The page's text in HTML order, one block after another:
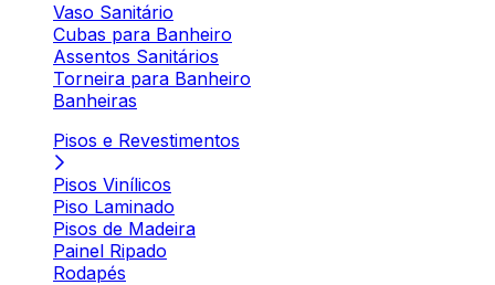
Vaso Sanitário
Cubas para Banheiro
Assentos Sanitários
Torneira para Banheiro
Banheiras
Pisos e Revestimentos
Pisos Vinílicos
Piso Laminado
Pisos de Madeira
Painel Ripado
Rodapés